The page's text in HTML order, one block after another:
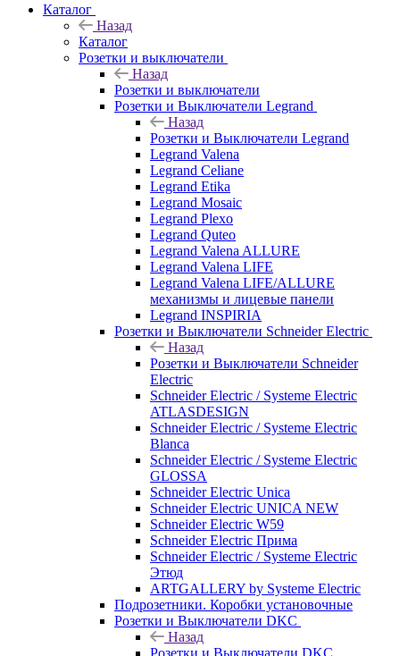
Каталог
Назад
Каталог
Розетки и выключатели
Назад
Розетки и выключатели
Розетки и Выключатели Legrand
Назад
Розетки и Выключатели Legrand
Legrand Valena
Legrand Celiane
Legrand Etika
Legrand Mosaic
Legrand Plexo
Legrand Quteo
Legrand Valena ALLURE
Legrand Valena LIFE
Legrand Valena LIFE/ALLURE
механизмы и лицевые панели
Legrand INSPIRIA
Розетки и Выключатели Schneider Electric
Назад
Розетки и Выключатели Schneider
Electric
Schneider Electric / Systeme Electric
ATLASDESIGN
Schneider Electric / Systeme Electric
Blanca
Schneider Electric / Systeme Electric
GLOSSA
Schneider Electric Unica
Schneider Electric UNICA NEW
Schneider Electric W59
Schneider Electric Прима
Schneider Electric / Systeme Electric
Этюд
ARTGALLERY by Systeme Electric
Подрозетники. Коробки установочные
Розетки и Выключатели DKC
Назад
Розетки и Выключатели DKC